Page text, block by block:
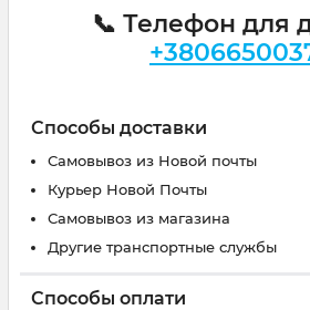
📞 Телефон для
Способы доставки
Самовывоз из Новой почты
Курьер Новой Почты
Самовывоз из магазина
Другие транспортные службы
Способы оплати